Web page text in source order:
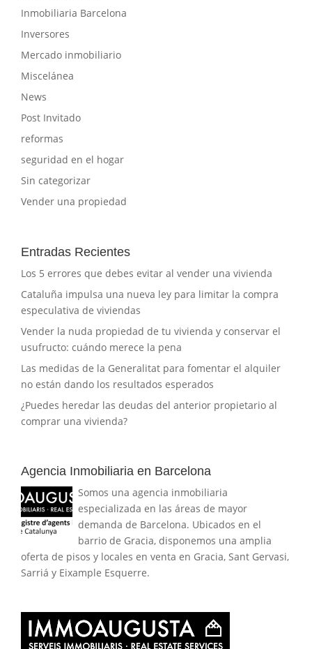
Inmobiliaria Barcelona
Inversores
Mercado inmobiliario
Miscelánea
News
Post Invitado
reformas
seguridad en el hogar
Sin categorizar
Vender una propiedad
Entradas Recientes
Los 5 errores que debes evitar al vender una vivienda
Cataluña impulsa una nueva ley para limitar la compra
especulativa de viviendas
Vender la nuda propiedad de tu vivienda y conservar el
usufructo: cuándo merece la pena
Las medidas de la Generalitat para fomentar el alquiler
no están dando los resultados esperados
¿Puedes heredar las deudas del anterior propietario al
comprar una vivienda?
Agencia Inmobiliaria en Barcelona
Somos una agencia inmobiliaria
especializada en las áreas de mayor
demanda de Barcelona. Ubicados en el
barrio de Gracia, disponemos una amplia
oferta de pisos y locales en venta en Gracia, Sant Gervasi,
Sarriá y Eixample Esquerre.